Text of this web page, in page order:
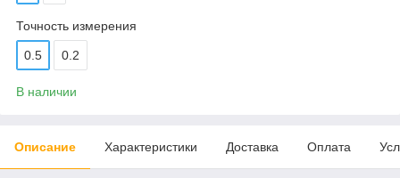
Точность измерения
0.5 0.2
В наличии
Описание Характеристики Доставка Оплата